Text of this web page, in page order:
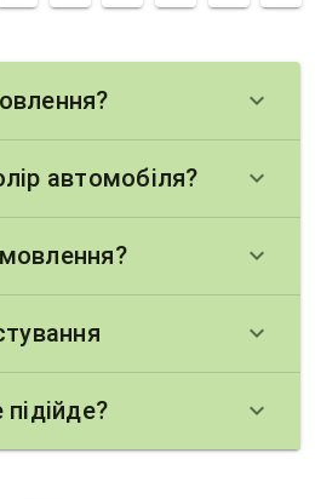
keyboard_arrow_down
автомобіля? keyboard_arrow_down
keyboard_arrow_down
keyboard_arrow_down
keyboard_arrow_down